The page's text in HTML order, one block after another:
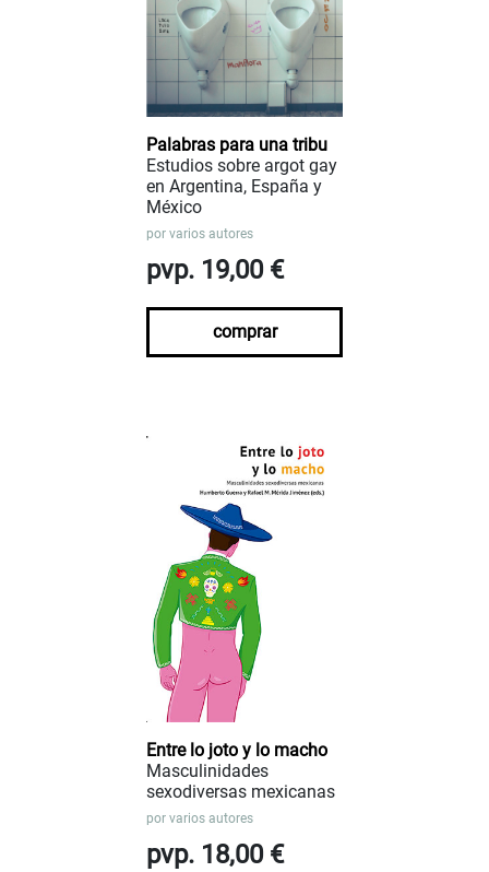
Palabras para una tribu
Estudios sobre argot gay
en Argentina, España y
México
por varios autores
pvp. 19,00 €
comprar
Entre lo joto y lo macho
Masculinidades
sexodiversas mexicanas
por varios autores
pvp. 18,00 €